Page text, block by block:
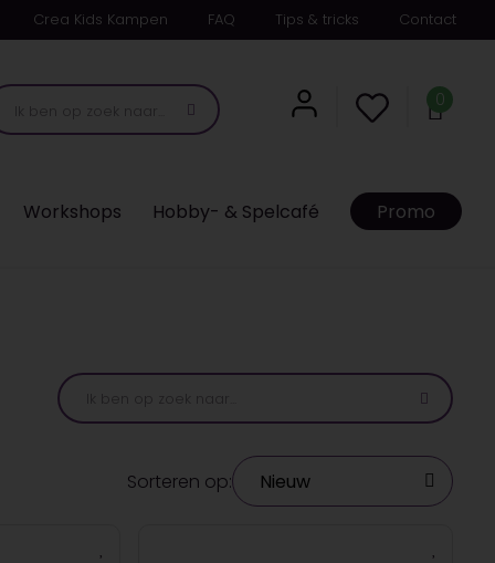
Crea Kids Kampen FAQ Tips & tricks Contact
0
Workshops Hobby- & Spelcafé Promo
Sorteren op: